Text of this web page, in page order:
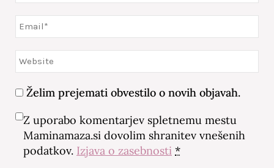
Želim prejemati obvestilo o novih objavah.
Z uporabo komentarjev spletnemu mestu
Maminamaza.si dovolim shranitev vnešenih
podatkov. Izjava o zasebnosti *